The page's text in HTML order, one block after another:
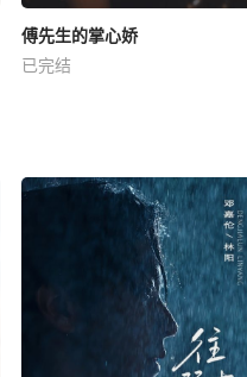
傅先生的掌心娇
已完结